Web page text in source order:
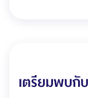
เตรียมพบกั